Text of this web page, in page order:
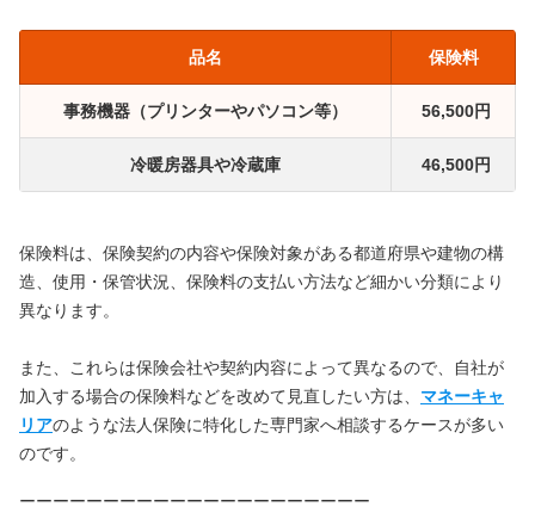
品名 保険料
事務機器（プリンターやパソコン等） 56,500円
冷暖房器具や冷蔵庫 46,500円
保険料は、保険契約の内容や保険対象がある都道府県や建物の構
造、使用・保管状況、保険料の支払い方法など細かい分類により
異なります。
また、これらは保険会社や契約内容によって異なるので、自社が
加入する場合の保険料などを改めて見直したい方は、 マネーキャ
リアのような法人保険に特化した専門家へ相談するケースが多い
のです。
ーーーーーーーーーーーーーーーーーーーーー